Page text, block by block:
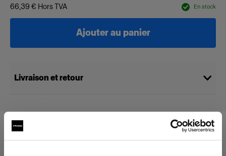
66,39 € Hors TVA En stock
Ajouter au panier
Livraison et retour
Compatible avec :